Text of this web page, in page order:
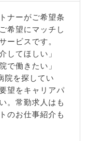
ナーがご希望条
希望にマッチし
ービスです。
してほしい」
で働きたい」
院を探してい
望をキャリアパ
。常勤求人はも
のお仕事紹介も